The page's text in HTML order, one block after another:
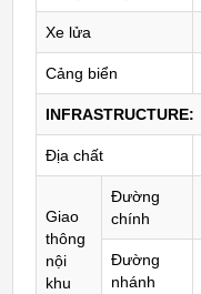
Xe lửa
Cảng biển
INFRASTRUCTURE:
Địa chất
Giao
thông
nội
khu
Đường
chính
Đường
nhánh